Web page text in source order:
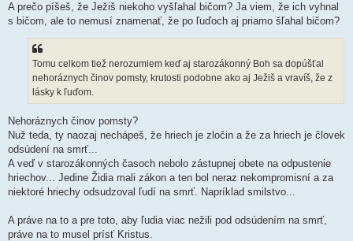
A prečo píšeš, že Ježiš niekoho vyšľahal bičom? Ja viem, že ich vyhnal
s bičom, ale to nemusí znamenať, že po ľuďoch aj priamo šľahal bičom?
Tomu celkom tiež nerozumiem keď aj starozákonný Boh sa dopúšťal
nehoráznych činov pomsty, krutosti podobne ako aj Ježiš a vravíš, že z
lásky k ľuďom.
Nehoráznych činov pomsty?
Nuž teda, ty naozaj nechápeš, že hriech je zločin a že za hriech je človek
odsúdení na smrť...
A veď v starozákonných časoch nebolo zástupnej obete na odpustenie
hriechov... Jedine Židia mali zákon a ten bol neraz nekompromisní a za
niektoré hriechy odsudzoval ľudí na smrť. Napríklad smilstvo...
A práve na to a pre toto, aby ľudia viac nežili pod odsúdením na smrť,
práve na to musel prísť Kristus.